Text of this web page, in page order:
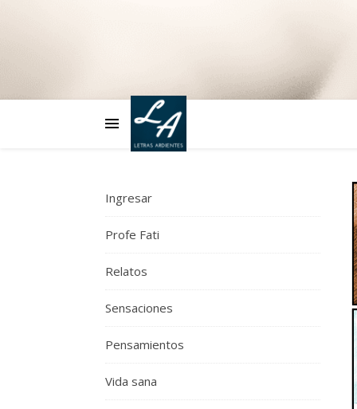
Ingresar
Profe Fati
Relatos
Sensaciones
Pensamientos
Vida sana